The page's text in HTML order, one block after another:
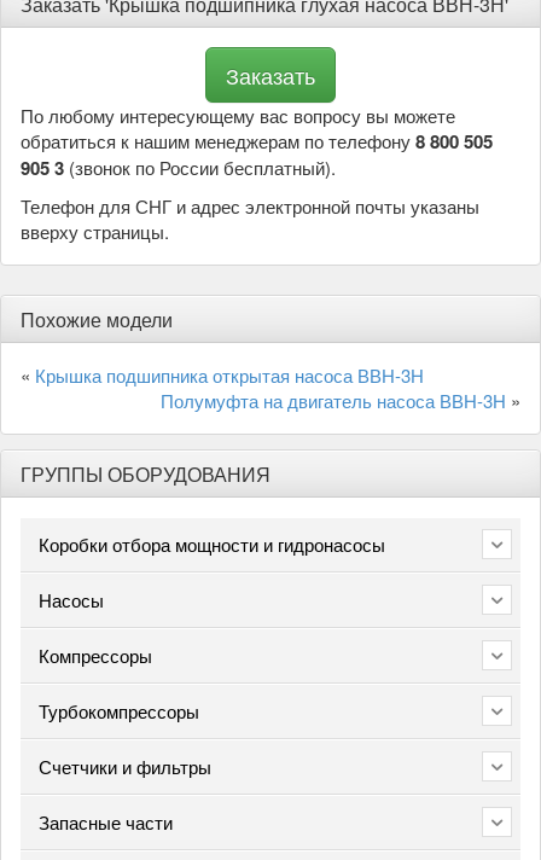
По любому интересующему вас вопросу вы можете
обратиться к нашим менеджерам по телефону8 800 505
905 3 (звонок по России бесплатный).
Телефон для СНГ и адрес электронной почты указаны
вверху страницы.
Похожие модели
« Крышка подшипника открытая насоса ВВН-3Н
Полумуфта на двигатель насоса ВВН-3Н »
ГРУППЫ ОБОРУДОВАНИЯ
Коробки отбора мощности и гидронасосы
Насосы
Компрессоры
Турбокомпрессоры
Счетчики и фильтры
Запасные части